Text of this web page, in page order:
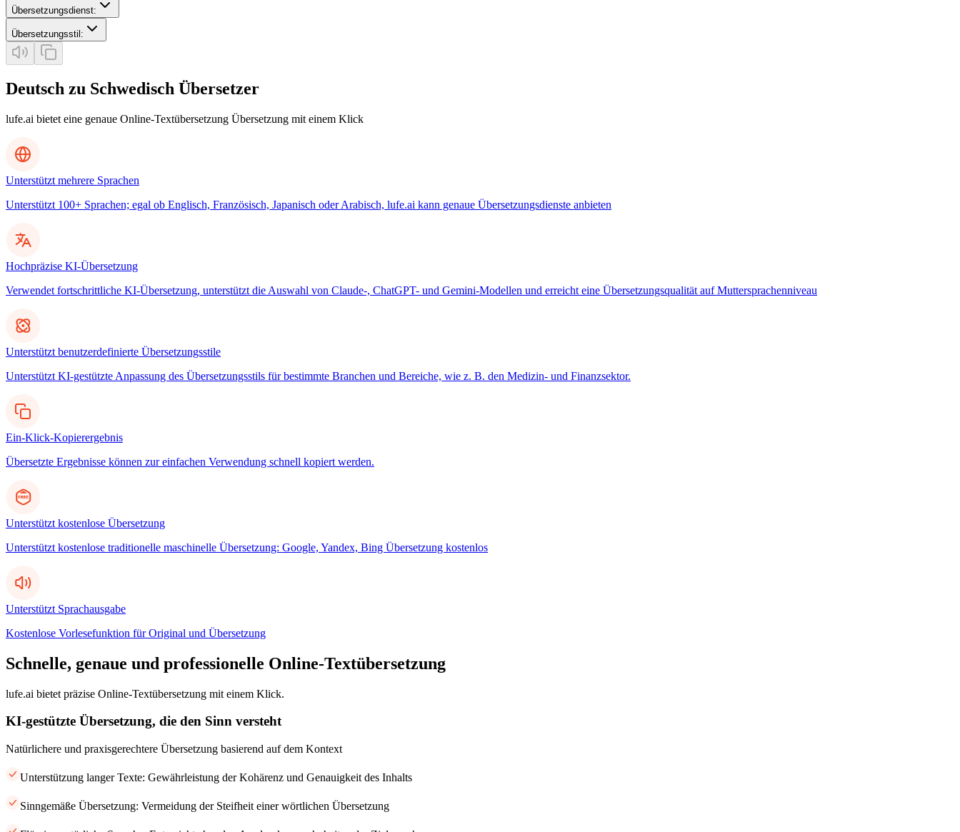
Übersetzungsdienst:
Übersetzungsstil :
Deutsch zu Schwedisch Übersetzer
lufe.ai bietet eine genaue Online-Textübersetzung Übersetzung mit einem Klick
Unterstützt mehrere Sprachen
Unterstützt 100+ Sprachen; egal ob Englisch, Französisch, Japanisch oder Arabisch, lufe.ai kann genaue Übersetzungsdienste anbieten
Hochpräzise KI-Übersetzung
Verwendet fortschrittliche KI-Übersetzung, unterstützt die Auswahl von Claude-, ChatGPT- und Gemini-Modellen und erreicht eine Übersetzungsqualität auf Muttersprachenniveau
Unterstützt benutzerdefinierte Übersetzungsstile
Unterstützt KI-gestützte Anpassung des Übersetzungsstils für bestimmte Branchen und Bereiche, wie z. B. den Medizin- und Finanzsektor.
Ein-Klick-Kopierergebnis
Übersetzte Ergebnisse können zur einfachen Verwendung schnell kopiert werden.
Unterstützt kostenlose Übersetzung
Unterstützt kostenlose traditionelle maschinelle Übersetzung: Google, Yandex, Bing Übersetzung kostenlos
Unterstützt Sprachausgabe
Kostenlose Vorlesefunktion für Original und Übersetzung
Schnelle, genaue und professionelle Online-Textübersetzung
lufe.ai bietet präzise Online-Textübersetzung mit einem Klick.
KI-gestützte Übersetzung, die den Sinn versteht
Natürlichere und praxisgerechtere Übersetzung basierend auf dem Kontext
Unterstützung langer Texte: Gewährleistung der Kohärenz und Genauigkeit des Inhalts
Sinngemäße Übersetzung: Vermeidung der Steifheit einer wörtlichen Übersetzung